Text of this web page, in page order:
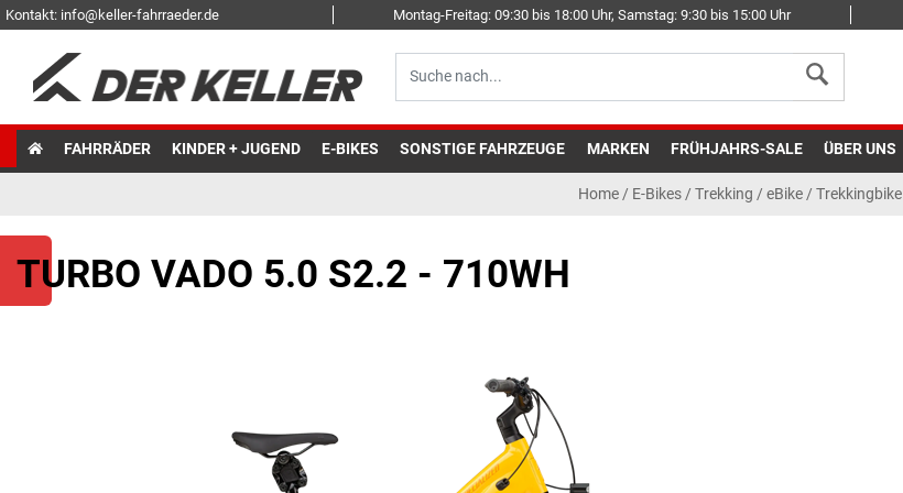
Kontakt: info@keller-fahrraeder.de Montag-Freitag: 09:30 bis 18:00 Uhr, Samstag: 9:30 bis 15:00 Uhr
FAHRRÄDER KINDER + JUGEND E-BIKES SONSTIGE FAHRZEUGE MARKEN FRÜHJAHRS-SALE ÜBER UNS
Home / E-Bikes / Trekking / eBike / Trekkingbike
TURBO VADO 5.0 S2.2 - 710WH